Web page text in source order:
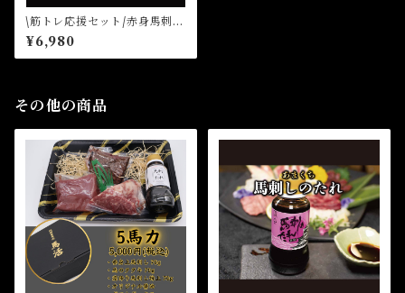
\筋トレ応援セット/赤身馬刺し
６パックセット600g 国産馬
刺し 赤身馬刺し 熊本県産
馬刺し 純国産馬刺し
¥6,980
その他の商品